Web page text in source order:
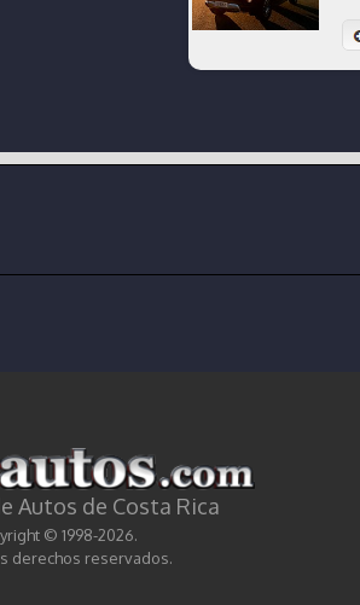
Autos de Costa Rica
© 1998-2026.
derechos reservados.